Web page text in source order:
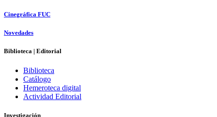
Cinegráfica FUC
Novedades
Biblioteca | Editorial
Biblioteca
Catálogo
Hemeroteca digital
Actividad Editorial
Investigación